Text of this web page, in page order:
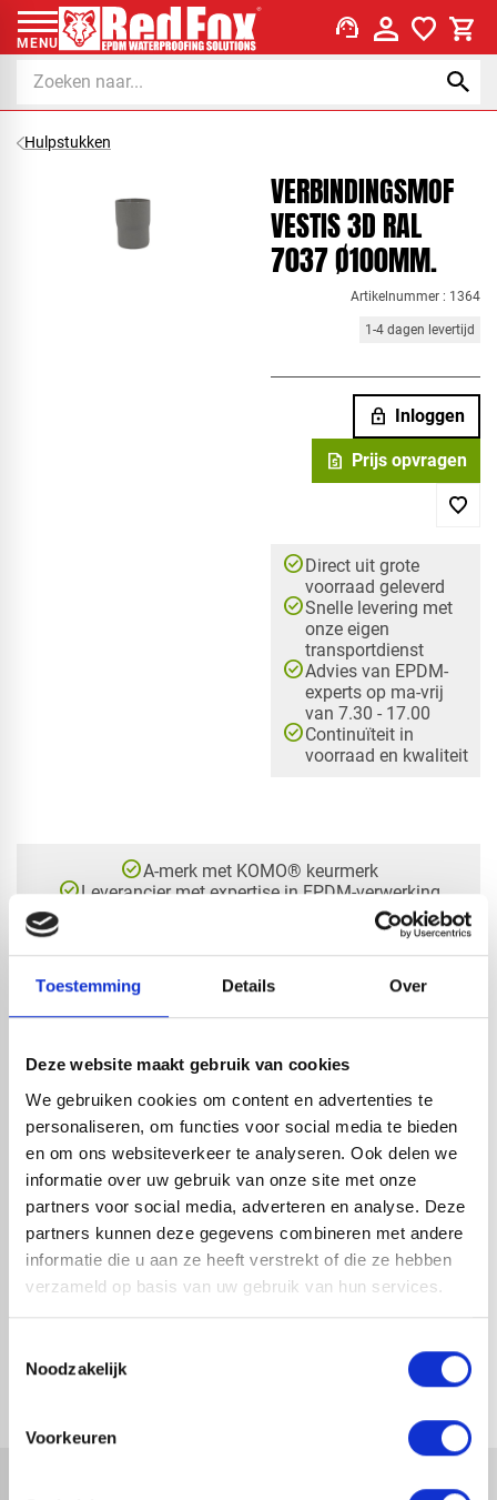
Toestemming Details Over
Deze website maakt gebruik van cookies
We gebruiken cookies om content en advertenties te
personaliseren, om functies voor social media te bieden
en om ons websiteverkeer te analyseren. Ook delen we
informatie over uw gebruik van onze site met onze
partners voor social media, adverteren en analyse. Deze
partners kunnen deze gegevens combineren met andere
informatie die u aan ze heeft verstrekt of die ze hebben
verzameld op basis van uw gebruik van hun services.
Noodzakelijk
Voorkeuren
MENU support_agent
Hulpstukken
VERBINDINGSMOF
VESTIS 3D RAL
7037 Ø100MM.
Artikelnummer : 1364
1-4 dagen levertijd
lock Inloggen
request_quote Prijs opvragen
check_circleDirect uit grote
voorraad geleverd
check_circleSnelle levering met
onze eigen
transportdienst
check_circleAdvies van EPDM-
experts op ma-vrij
van 7.30 - 17.00
check_circleContinuïteit in
voorraad en kwaliteit
check_circleA-merk met KOMO® keurmerk
check_circleLeverancier met expertise in EPDM-verwerking
HANDIG OM ER BIJ TE KOPEN
VESTIS SPRONGBOCHT ALU
3DS CORTEX Ø100MM H.O.H.
1-4 dagen levertijd
VESTIS SPRONGBOCHT ALU
3DS CORTEX Ø80MM H.O.H.